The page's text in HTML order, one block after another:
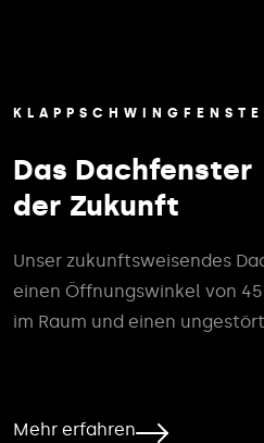
Das Dachfenster
der Zukunft
Unser zukunftsweisendes
einen Öffnungswinkel von
im Raum und einen
Mehr erfahren